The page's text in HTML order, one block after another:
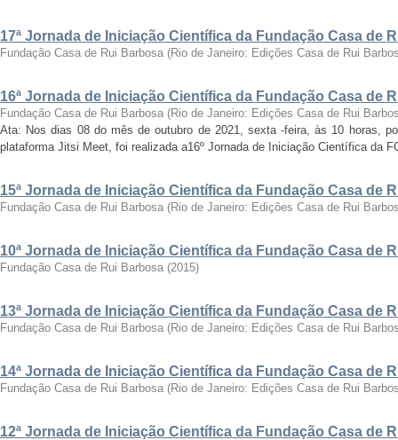
17ª Jornada de Iniciação Científica da Fundação Casa de
Fundação Casa de Rui Barbosa (Rio de Janeiro: Edições Casa de Rui
16ª Jornada de Iniciação Científica da Fundação Casa de
Fundação Casa de Rui Barbosa (Rio de Janeiro: Edições Casa de Rui
Ata: Nos dias 08 do mês de outubro de 2021, sexta -feira, às 10 horas,
plataforma Jitsi Meet, foi realizada a16º Jornada de Iniciação Científica da
15ª Jornada de Iniciação Científica da Fundação Casa de
Fundação Casa de Rui Barbosa (Rio de Janeiro: Edições Casa de Rui
10ª Jornada de Iniciação Científica da Fundação Casa de
Fundação Casa de Rui Barbosa (2015)
13ª Jornada de Iniciação Científica da Fundação Casa de
Fundação Casa de Rui Barbosa (Rio de Janeiro: Edições Casa de Rui
14ª Jornada de Iniciação Científica da Fundação Casa de
Fundação Casa de Rui Barbosa (Rio de Janeiro: Edições Casa de Rui
12ª Jornada de Iniciação Científica da Fundação Casa de